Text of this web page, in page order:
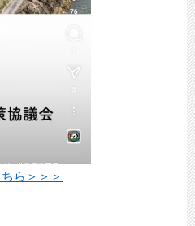
ら＞＞＞